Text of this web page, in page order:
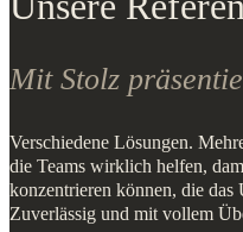
Mit Stolz
Verschiedene Lösungen.
die Teams wirklich helfen,
konzentrieren können, die das
Zuverlässig und mit vollem